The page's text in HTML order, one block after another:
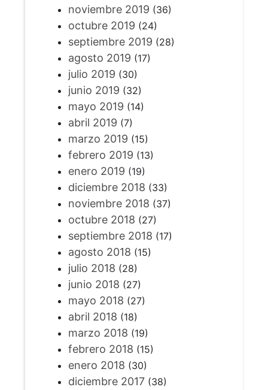
noviembre 2019 (36)
octubre 2019 (24)
septiembre 2019 (28)
agosto 2019 (17)
julio 2019 (30)
junio 2019 (32)
mayo 2019 (14)
abril 2019 (7)
marzo 2019 (15)
febrero 2019 (13)
enero 2019 (19)
diciembre 2018 (33)
noviembre 2018 (37)
octubre 2018 (27)
septiembre 2018 (17)
agosto 2018 (15)
julio 2018 (28)
junio 2018 (27)
mayo 2018 (27)
abril 2018 (18)
marzo 2018 (19)
febrero 2018 (15)
enero 2018 (30)
diciembre 2017(38)